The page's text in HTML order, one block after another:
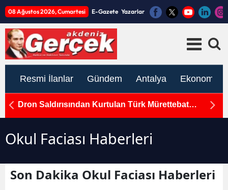
08 Ağustos 2026, Cumartesi E-Gazete Yazarlar
Resmi İlanlar Gündem Antalya Ekonomi
Dron Saldırısından Kurtulan Türk Mürettebat
Okul Faciası Haberleri
Son Dakika Okul Faciası Haberleri